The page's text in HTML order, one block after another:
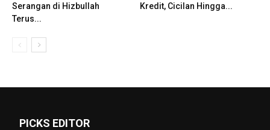
Serangan di Hizbullah
Terus...
Kredit, Cicilan Hingga...
PICKS EDITOR